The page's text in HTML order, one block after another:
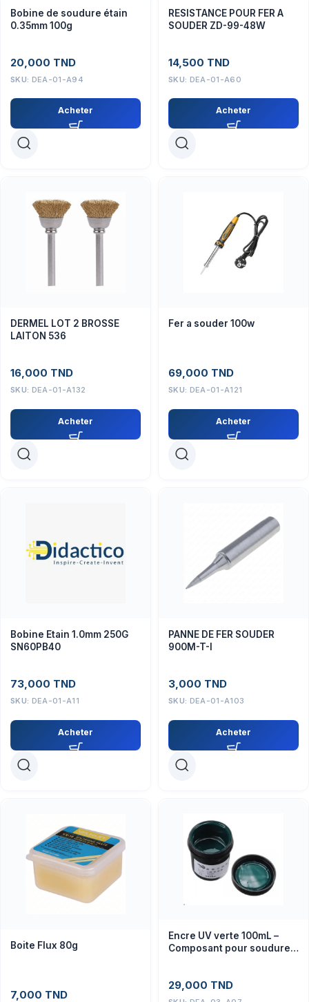
Bobine de soudure étain
0.35mm 100g
20,000 TND
SKU: DEA-01-A94
Acheter
RESISTANCE POUR FER A
SOUDER ZD-99-48W
14,500 TND
SKU: DEA-01-A60
Acheter
DERMEL LOT 2 BROSSE
LAITON 536
16,000 TND
SKU: DEA-01-A132
Acheter
Fer a souder 100w
69,000 TND
SKU: DEA-01-A121
Acheter
Bobine Etain 1.0mm 250G
SN60PB40
73,000 TND
SKU: DEA-01-A11
Acheter
PANNE DE FER SOUDER
900M-T-I
3,000 TND
SKU: DEA-01-A103
Acheter
Boite Flux 80g
7,000 TND
Encre UV verte 100mL –
Composant pour soudure
29,000 TND